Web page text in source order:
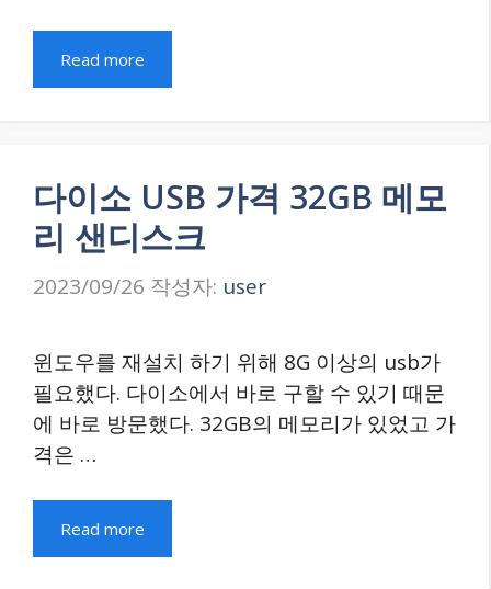
Read more
다이소 USB 가격 32GB 메모
리 샌디스크
2023/09/26 작성자: user
윈도우를 재설치 하기 위해 8G 이상의 usb가
필요했다. 다이소에서 바로 구할 수 있기 때문
에 바로 방문했다. 32GB의 메모리가 있었고 가
격은 …
Read more